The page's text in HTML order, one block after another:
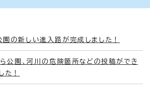
の新しい進入路が完成しました！
公園、河川の危険箇所などの投稿ができ
た！